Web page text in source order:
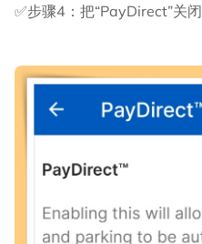
✅步骤4：把“PayDirect”关闭